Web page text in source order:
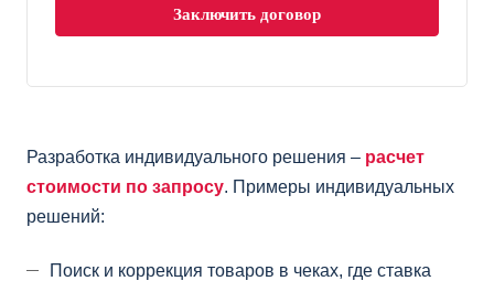
Заключить договор
Разработка индивидуального решения – расчет
стоимости по запросу. Примеры индивидуальных
решений:
Поиск и коррекция товаров в чеках, где ставка